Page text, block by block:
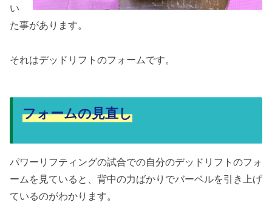
い
た事があります。
それはデッドリフトのフォームです。
フォームの見直し
パワーリフティングの試合での自分のデッドリフトのフォ
ームを見ていると、背中の力ばかりでバーベルを引き上げ
ているのがわかります。